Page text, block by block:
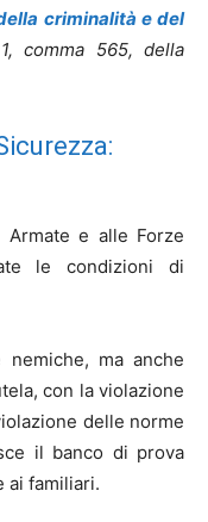
criminalità e del
comma 565, della
e alle Forze
le condizioni di
ma anche
con la violazione
delle norme
il banco di prova
ai familiari.